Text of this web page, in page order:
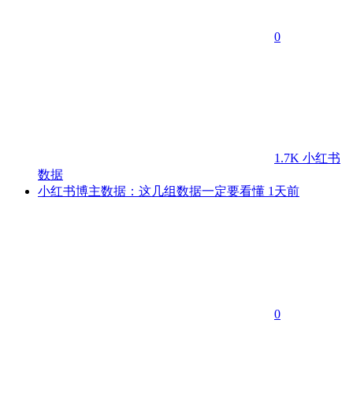
0
1.7K 小红书
数据
小红书博主数据：这几组数据一定要看懂 1天前
0